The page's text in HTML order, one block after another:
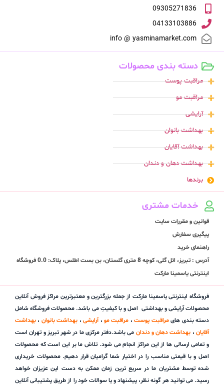
09305271836
04133103886
info @ yasminamarket.com
دسته بندی محصولات
مراقبت پوست
مراقبت مو
آرایشی
بهداشت بانوان
بهداشت آقایان
بهداشت دهان و دندان
برندها
خدمات مشتری
قوانین و مقررات سایت
پیگیری سفارش
راهنمای خرید
آدرس : تبریز، ائل گلی، کوچه 8 متری گلستان، بن بست اطلس، پلاک: 0.0 فروشگاه
اینترنتی یاسمینا مارکت
فروشگاه اینترنتی یاسمینا مارکت از جمله بزرگترین و معتبرترین مراکز فروش آنلاین
محصولات آرایشی و بهداشتی اصل و با کیفیتِ می باشد. محصولات فروشگاه شامل
دسته بندی هایمراقبت پوست، مراقبت مو،آرایشی، بهداشت بانوان ، بهداشت
آقایان، بهداشت دهان و دندان می باشد.دفتر مرکزی ما در شهر تبریز و تهران است
و تمامی ارسالی ها از این مراکز انجام می شود. تلاش ما بر این است که محصولات
اصل و با قیمتی مناسب را در اختیار شما گرامیان قرار دهیم. محصولات خریداری
شده توسط مشتریان ما در سریع ترین زمان ممکن به دست این عزیزان خواهد
رسید. می توانید هر گونه نظر، پیشنهاد و یا سوالات خود را از طریق پشتیبانی آنلاین